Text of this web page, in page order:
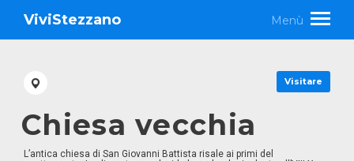
ViviStezzano Menù
Visitare
Chiesa vecchia
L’antica chiesa di San Giovanni Battista risale ai primi del